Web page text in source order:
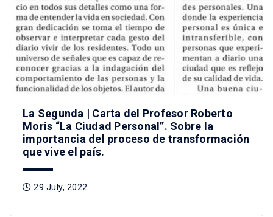
La Segunda | Carta del Profesor Roberto
Moris “La Ciudad Personal”. Sobre la
importancia del proceso de transformación
que vive el país.
29 July, 2022